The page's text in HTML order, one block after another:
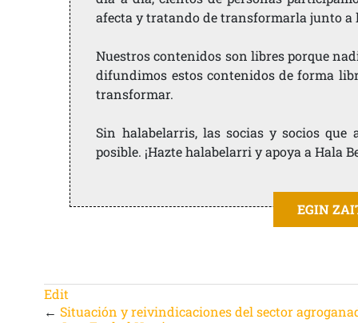
afecta y tratando de transformarla junto a
Nuestros contenidos son libres porque
difundimos estos contenidos de forma
transformar.
Sin halabelarris, las socias y socios que
posible. ¡Hazte halabelarri y apoya a Hala
EGIN
Edit
←Situación y reivindicaciones del sector